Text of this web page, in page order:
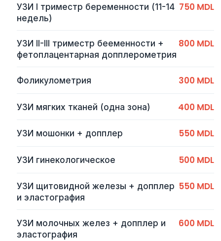
УЗИ I триместр беременности (11-14
недель)
750 MDL
УЗИ II-III триместр бееменности +
фетоплацентарная допплерометрия
800 MDL
Фоликулометрия 300 MDL
УЗИ мягких тканей (одна зона) 400 MDL
УЗИ мошонки + допплер 550 MDL
УЗИ гинекологическое 500 MDL
УЗИ щитовидной железы + допплер
и эластография
550 MDL
УЗИ молочных желез + допплер и
эластография
600 MDL